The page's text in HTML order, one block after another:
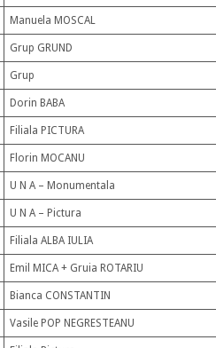
Manuela MOSCAL
Grup GRUND
Grup
Dorin BABA
Filiala PICTURA
Florin MOCANU
U N A – Monumentala
U N A – Pictura
Filiala ALBA IULIA
Emil MICA + Gruia ROTARIU
Bianca CONSTANTIN
Vasile POP NEGRESTEANU